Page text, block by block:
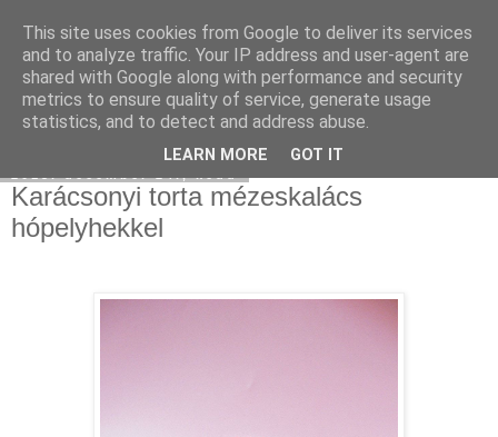
Moha Konyha
Karácsonyi torta mézeskalács
hópelyhekkel
This site uses cookies from Google to deliver its services
and to analyze traffic. Your IP address and user-agent are
shared with Google along with performance and security
metrics to ensure quality of service, generate usage
statistics, and to detect and address abuse.
LEARN MORE GOT IT